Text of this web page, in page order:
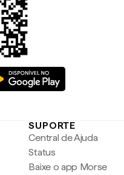
SUPORTE
Central de Ajuda
Status
Baixe o app Morse